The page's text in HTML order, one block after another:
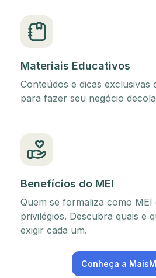
Materiais Educativos
Conteúdos e dicas exclusivas
para fazer seu negócio
Benefícios do MEI
Quem se formaliza como MEI
privilégios. Descubra quais e
exigir cada um.
Conheça a